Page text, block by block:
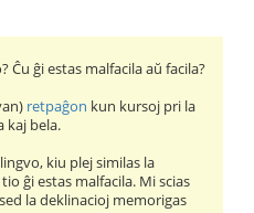
Ĉu ĝi estas malfacila aŭ facila?
retpaĝon kun kursoj pri la
kaj bela.
kiu plej similas la
ĝi estas malfacila. Mi scias
la deklinacioj memorigas